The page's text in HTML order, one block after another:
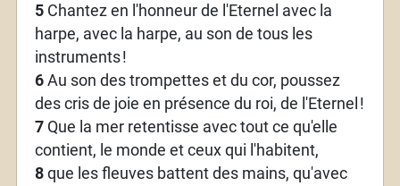
5Chantez en l'honneur de l'Eternel avec la
harpe, avec la harpe, au son de tous les
instruments!
6Au son des trompettes et du cor, poussez
des cris de joie en présence du roi, de l'Eternel !
7Que la mer retentisse avec tout ce qu'elle
contient, le monde et ceux qui l'habitent,
8que les fleuves battent des mains, qu'avec